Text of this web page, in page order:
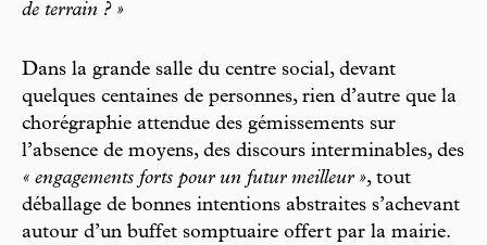
de terrain ? »
Dans la grande salle du centre social, devant
quelques centaines de personnes, rien d’autre que la
chorégraphie attendue des gémissements sur
l’absence de moyens, des discours interminables, des
« engagements forts pour un futur meilleur », tout
déballage de bonnes intentions abstraites s’achevant
autour d’un buffet somptuaire offert par la mairie.